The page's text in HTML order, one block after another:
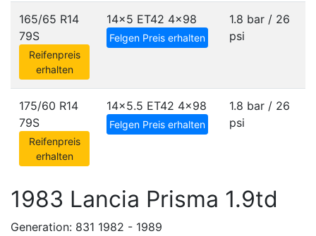
165/65 R14
79S
Reifenpreis
erhalten
14x5 ET42 4x98
Felgen Preis erhalten
1.8 bar / 26
psi
175/60 R14
79S
Reifenpreis
erhalten
14x5.5 ET42 4x98
Felgen Preis erhalten
1.8 bar / 26
psi
1983 Lancia Prisma 1.9td
Generation: 831 1982 - 1989